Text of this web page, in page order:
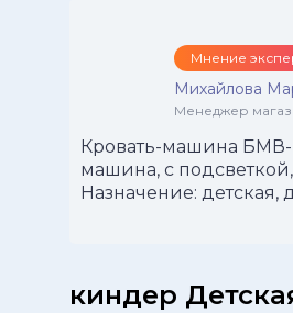
Мнение
Михайлова
Менеджер
Кровать-машина БМВ-
машина, с
Назначение: детская,
киндер